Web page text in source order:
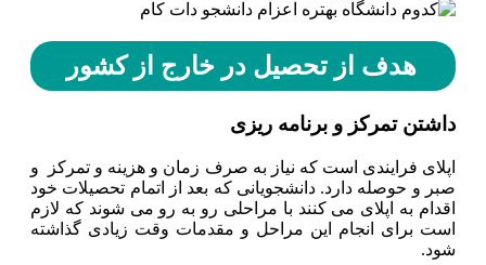
هدف از تحصیل در خارج از کشور
داشتن تمرکز و برنامه ریزی
اپلای فرایندی است که نیاز به صرف زمان و هزینه و تمرکز و
صبر و حوصله دارد. دانشجویانی که بعد از اتمام تحصیلات خود
اقدام به اپلای می کنند با مراحلی رو به رو می شوند که لازم
است برای انجام این مراحل و مقدمات وقت زیادی گذاشته
شود.